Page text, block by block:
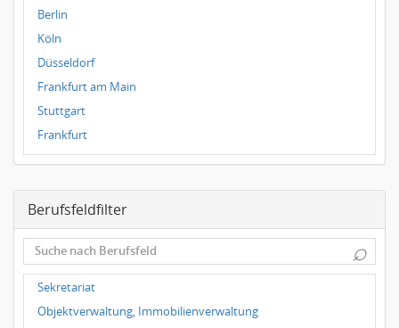
Berlin
Köln
Düsseldorf
Frankfurt am Main
Stuttgart
Frankfurt
Dresden
Leipzig
Dortmund
Wuppertal
Hallbergmoos
Würzburg
Berufsfeldfilter
⌕
Sekretariat
Objektverwaltung, Immobilienverwaltung